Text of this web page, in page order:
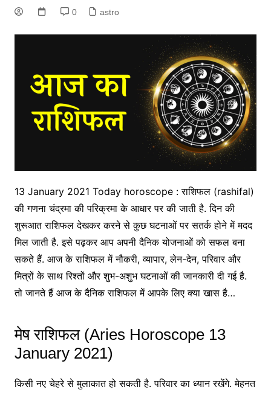
0 astro
13 January 2021 Today horoscope : राशिफल (rashifal)
की गणना चंद्रमा की परिक्रमा के आधार पर की जाती है. दिन की
शुरूआत राशिफल देखकर करने से कुछ घटनाओं पर सतर्क होने में मदद
मिल जाती है. इसे पढ़कर आप अपनी दैनिक योजनाओं को सफल बना
सकते हैं. आज के राशिफल में नौकरी, व्यापार, लेन-देन, परिवार और
मित्रों के साथ रिश्तों और शुभ-अशुभ घटनाओं की जानकारी दी गई है.
तो जानते हैं आज के दैनिक राशिफल में आपके लिए क्या खास है…
मेष राशिफल (Aries Horoscope 13
January 2021)
किसी नए चेहरे से मुलाकात हो सकती है. परिवार का ध्यान रखेंगे. मेहनत